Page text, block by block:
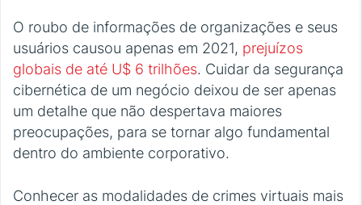
O roubo de informações de organizações e seus
usuários causou apenas em 2021, prejuízos
globais de até U$ 6 trilhões. Cuidar da segurança
cibernética de um negócio deixou de ser apenas
um detalhe que não despertava maiores
preocupações, para se tornar algo fundamental
dentro do ambiente corporativo.
Conhecer as modalidades de crimes virtuais mais